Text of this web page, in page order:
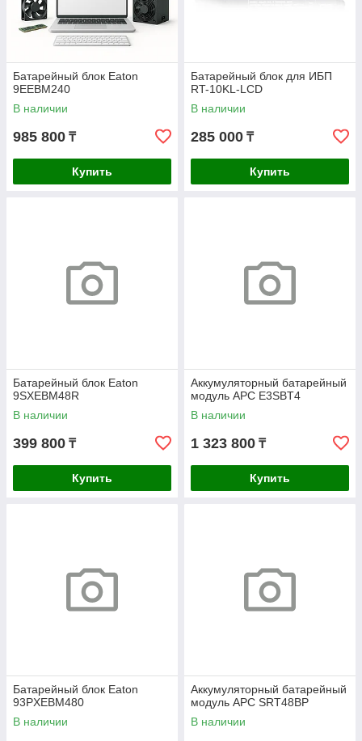
Батарейный блок Eaton
9EEBM240
В наличии
985 800 ₸
Купить
Батарейный блок для ИБП
RT-10KL-LCD
В наличии
285 000 ₸
Купить
Батарейный блок Eaton
9SXEBM48R
В наличии
399 800 ₸
Купить
Аккумуляторный батарейный
модуль APC E3SBT4
В наличии
1 323 800 ₸
Купить
Батарейный блок Eaton
93PXEBM480
В наличии
Аккумуляторный батарейный
модуль APC SRT48BP
В наличии